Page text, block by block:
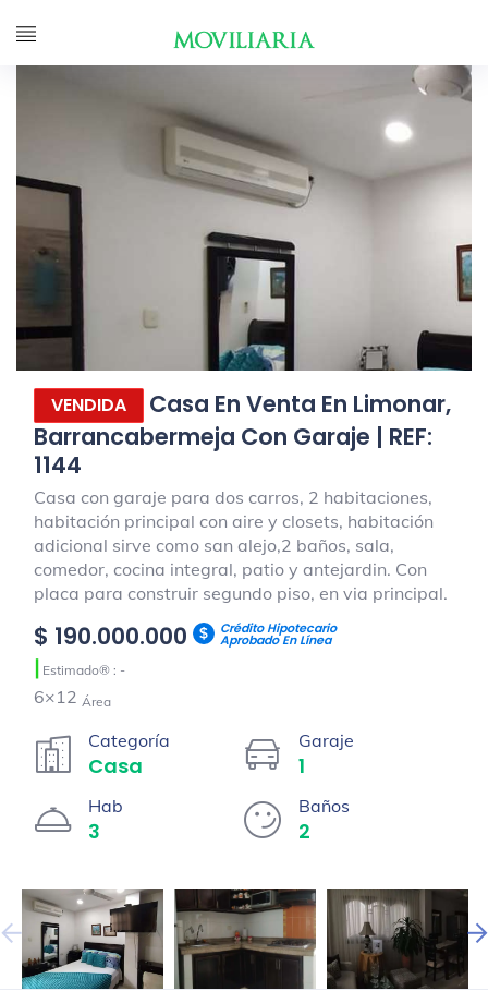
VENDIDA
Casa En Venta En Limonar,
Barrancabermeja Con Garaje | REF:
1144
Casa con garaje para dos carros, 2 habitaciones,
habitación principal con aire y closets, habitación
adicional sirve como san alejo,2 baños, sala,
comedor, cocina integral, patio y antejardin. Con
placa para construir segundo piso, en via principal.
$ 190.000.000 Crédito Hipotecario
Aprobado En Línea
| Estimado® : -
6×12 Área
Categoría
Casa
Garaje
1
Hab
3
Baños
2